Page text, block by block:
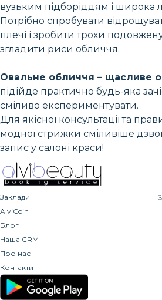
вузьким підборіддям і широка
Потрібно спробувати
плечі і зробити трохи
згладити риси обличчя.
Овальне обличчя – щасливе
підійде практично будь-яка
сміливо експериментувати.
Для якісної консультації та
модної стрижки сміливіше
запис у салоні краси!
Заклади
AlviCoin
Блог
Наша CRM
Про нас
Контакти